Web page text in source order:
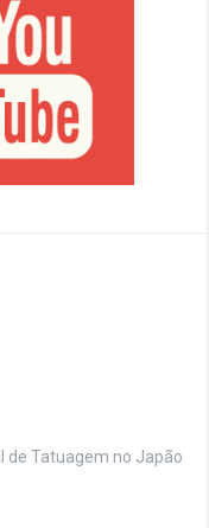
de Tatuagem no Japão